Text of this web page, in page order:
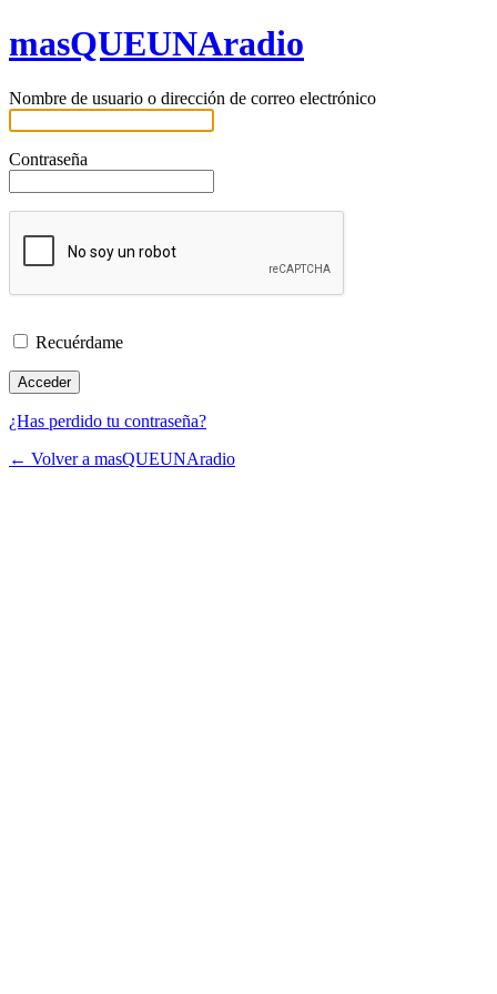
masQUEUNAradio
Nombre de usuario o dirección de correo electrónico
Contraseña
Recuérdame
¿Has perdido tu contraseña?
← Volver a masQUEUNAradio